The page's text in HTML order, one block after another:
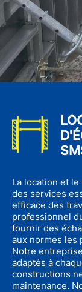
La location et
des services
efficace des
professionnel
fournir des
aux normes les
Notre
adaptés à
constructions
maintenance.